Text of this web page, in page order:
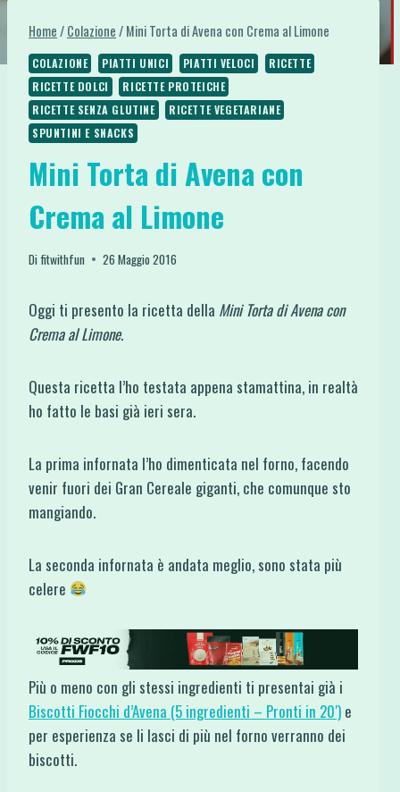
Home/Colazione/Mini Torta di Avena con Crema al Limone
COLAZIONE PIATTI UNICI PIATTI VELOCI
RICETTE
RICETTE DOLCI
RICETTE PROTEICHE
RICETTE SENZA GLUTINE
RICETTE VEGETARIANE
SPUNTINI E SNACKS
Mini Torta di Avena con
Crema al Limone
Difitwithfun 26 Maggio 2016
Oggi ti presento la ricetta della Mini Torta di Avena con
Crema al Limone.
Questa ricetta l’ho testata appena stamattina, in realtà
ho fatto le basi già ieri sera.
La prima infornata l’ho dimenticata nel forno, facendo
venir fuori dei Gran Cereale giganti, che comunque sto
mangiando.
La seconda infornata è andata meglio, sono stata più
celere
Più o meno con gli stessi ingredienti ti presentai già i
Biscotti Fiocchi d’Avena (5 ingredienti – Pronti in 20′) e
per esperienza se li lasci di più nel forno verranno dei
biscotti.